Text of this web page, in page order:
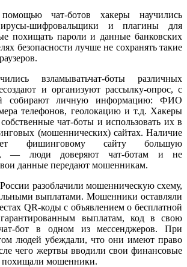
чат-ботов хакеры научились
шифровальщики и плагины для
похищать пароли и данные банковских
безопасности лучше не сохранять такие
взламыватьчат-боты различных
и организуют рассылку-опрос, с
собирают личную информацию: ФИО
телефонов, геолокацию и т.д. Хакеры
чат-боты и использовать их в
(мошеннических) сайтах. Наличие
фишинговому сайту большую
— люди доверяют чат-ботам и не
данные передают мошенникам.
разоблачили мошенническую схему,
выплатами. Мошенники оставляли
QR-коды с объявлением о бесплатной
выплатам, код в свою
бот в одном из мессенджеров. При
людей убеждали, что они имеют право
чего жертвы вводили свои финансовые
похищали мошенники.